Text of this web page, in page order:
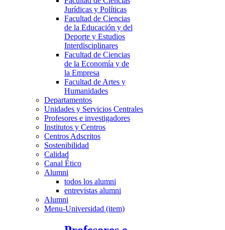
Jurídicas y Políticas
Facultad de Ciencias
de la Educación y del
Deporte y Estudios
Interdisciplinares
Facultad de Ciencias
de la Economía y de
la Empresa
Facultad de Artes y
Humanidades
Departamentos
Unidades y Servicios Centrales
Profesores e investigadores
Institutos y Centros
Centros Adscritos
Sostenibilidad
Calidad
Canal Ético
Alumni
todos los alumni
entrevistas alumni
Alumni
Menu-Universidad (item)